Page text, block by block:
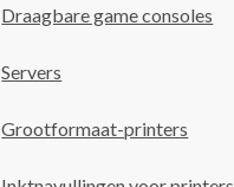
Draagbare game consoles
Servers
Grootformaat-printers